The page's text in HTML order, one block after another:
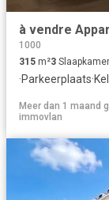
à vendre
1000
315 m²3
·Parkeerplaats·
Meer dan 1 maand
immovlan